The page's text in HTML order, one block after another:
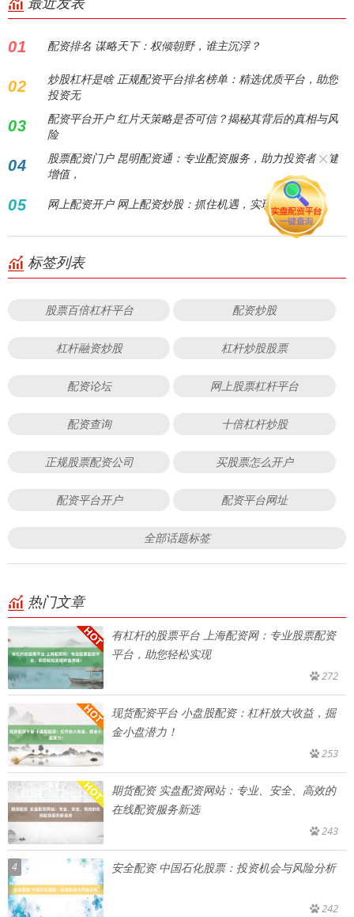
01 配资排名 谋略天下：权倾朝野，谁主沉浮？
02
炒股杠杆是啥 正规配资平台排名榜单：精选优质平台，助您
投资无
03
配资平台开户 红片天策略是否可信？揭秘其背后的真相与风
险
04
股票配资门户 昆明配资通：专业配资服务，助力投资者稳健
增值，
05 网上配资开户 网上配资炒股：抓住机遇，实现财富增值
标签列表
股票百倍杠杆平台 配资炒股
杠杆融资炒股 杠杆炒股股票
配资论坛 网上股票杠杆平台
配资查询 十倍杠杆炒股
正规股票配资公司 买股票怎么开户
配资平台开户 配资平台网址
全部话题标签
热门文章
有杠杆的股票平台 上海配资网：专业股票配资
平台，助您轻松实现
272
现货配资平台 小盘股配资：杠杆放大收益，掘
金小盘潜力！
253
期货配资 实盘配资网站：专业、安全、高效的
在线配资服务新选
243
4 安全配资 中国石化股票：投资机会与风险分析
242